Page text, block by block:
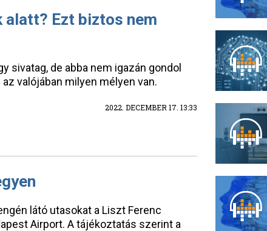
Ezt biztos nem
sivatag, de abba nem igazán gondol
valójában milyen mélyen van.
2022. DECEMBER 17. 13:33
látó utasokat a Liszt Ferenc
Airport. A tájékoztatás szerint a